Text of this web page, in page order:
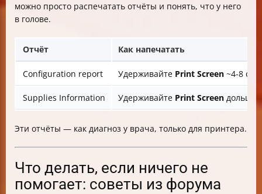
можно просто распечатать отчёты и понять, что у него
в голове.
Отчёт Как напечатать
Configuration report Удерживайте Print Screen ~4-8
Supplies Information Удерживайте Print Screen дольше
Эти отчёты — как диагноз у врача, только для принтера.
Что делать, если ничего не
помогает: советы из форума